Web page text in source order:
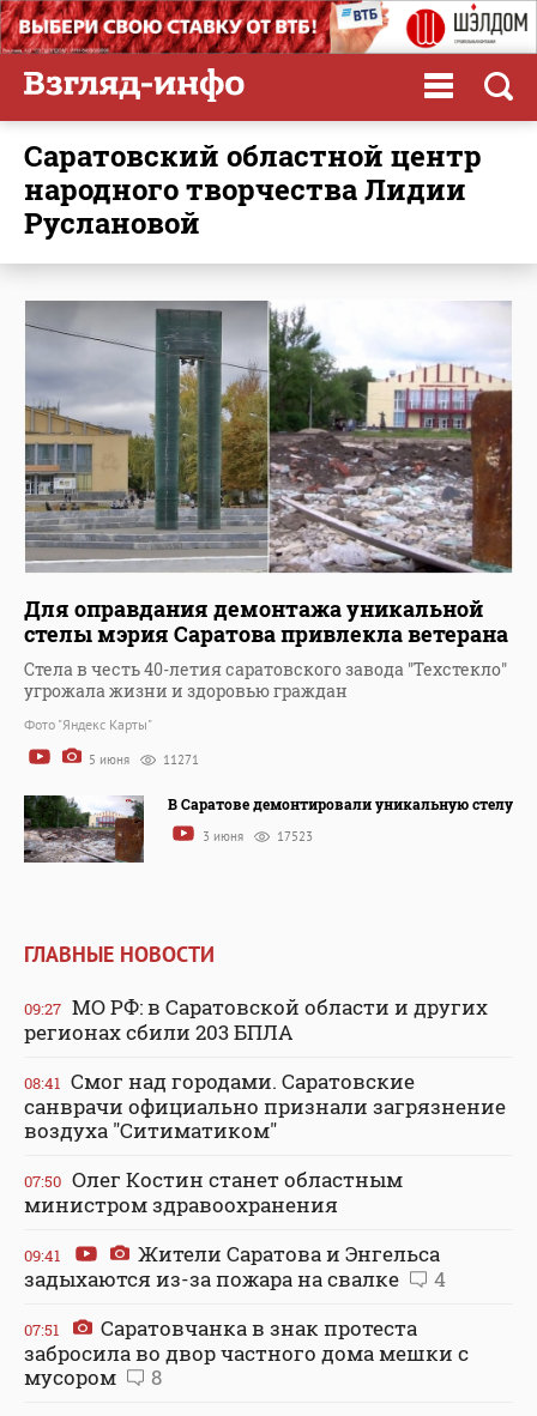
Саратовский областной центр
народного творчества Лидии
Руслановой
Для оправдания демонтажа уникальной
стелы мэрия Саратова привлекла ветерана
Стела в честь 40-летия саратовского завода "Техстекло"
угрожала жизни и здоровью граждан
Фото "Яндекс Карты"
5 июня 11271
В Саратове демонтировали уникальную стелу
3 июня 17523
ГЛАВНЫЕ НОВОСТИ
09:27 МО РФ: в Саратовской области и других
регионах сбили 203 БПЛА
08:41 Смог над городами. Саратовские
санврачи официально признали загрязнение
воздуха "Ситиматиком"
07:50 Олег Костин станет областным
министром здравоохранения
09:41
Жители Саратова и Энгельса
задыхаются из-за пожара на свалке
4
07:51
Саратовчанка в знак протеста
забросила во двор частного дома мешки с
мусором
8